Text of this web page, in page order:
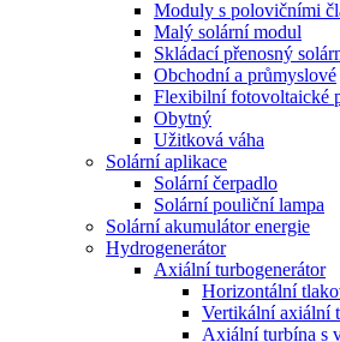
Moduly s polovičními
Malý solární modul
Skládací přenosný
Obchodní a průmyslové
Flexibilní fotovoltaické
Obytný
Užitková váha
Solární aplikace
Solární čerpadlo
Solární pouliční lampa
Solární akumulátor energie
Hydrogenerátor
Axiální turbogenerátor
Horizontální
Vertikální axiální
Axiální turbína s